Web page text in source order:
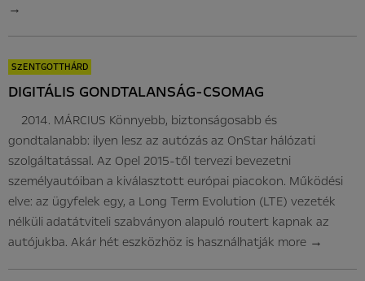
→
SZENTGOTTHÁRD
DIGITÁLIS GONDTALANSÁG-CSOMAG
2014. MÁRCIUS Könnyebb, biztonságosabb és
gondtalanabb: ilyen lesz az autózás az OnStar hálózati
szolgáltatással. Az Opel 2015-től tervezi bevezetni
személyautóiban a kiválasztott európai piacokon. Működési
elve: az ügyfelek egy, a Long Term Evolution (LTE) vezeték
nélküli adatátviteli szabványon alapuló routert kapnak az
autójukba. Akár hét eszközhöz is használhatják more →